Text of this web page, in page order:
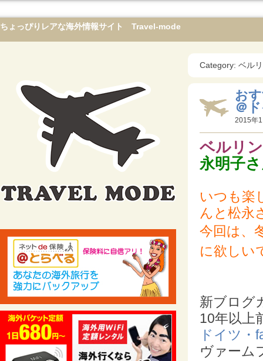
ちょっぴりレアな海外情報サイト Travel-mode
Category: ベル
お
＠
2015年
ベルリ
永明子
いつも楽
んと松永
今回は、
に欲しい
新ブログ
10年以上
ドイツ・
ヴァーム